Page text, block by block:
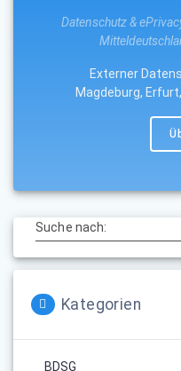
Datenschutz &
Externer
Magdeburg,
Suche nach:
Kategorien
BDSG